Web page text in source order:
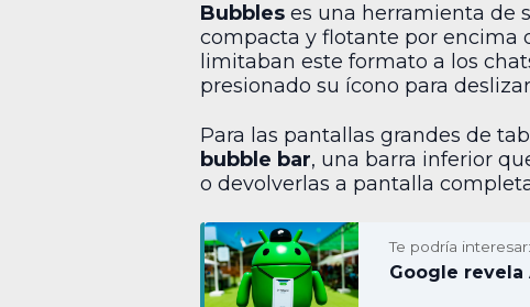
Bubbles es una herramienta de
compacta y flotante por encima
limitaban este formato a los
presionado su ícono para
Para las pantallas grandes de
bubble bar, una barra inferior
o devolverlas a pantalla
Te podría interesar:
Google